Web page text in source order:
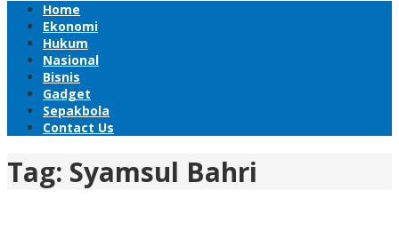
Home
Ekonomi
Hukum
Nasional
Bisnis
Gadget
Sepakbola
Contact Us
Tag: Syamsul Bahri